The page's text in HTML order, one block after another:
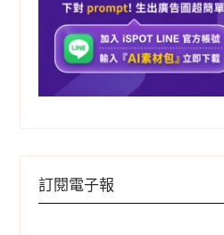
訂閱電子報